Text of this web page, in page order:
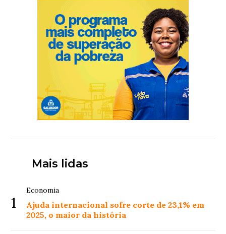
Mais lidas
1
Economia
Ajuda internacional sofre corte de 23,1% em
2025, o maior da história